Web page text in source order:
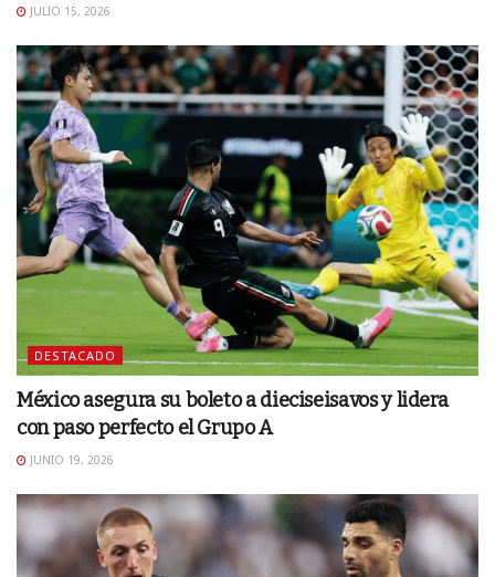
JULIO 15, 2026
DESTACADO
México asegura su boleto a dieciseisavos y lidera
con paso perfecto el Grupo A
JUNIO 19, 2026